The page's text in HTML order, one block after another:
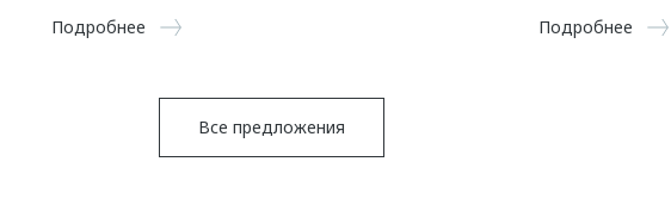
Подробнее Подробнее
Все предложения